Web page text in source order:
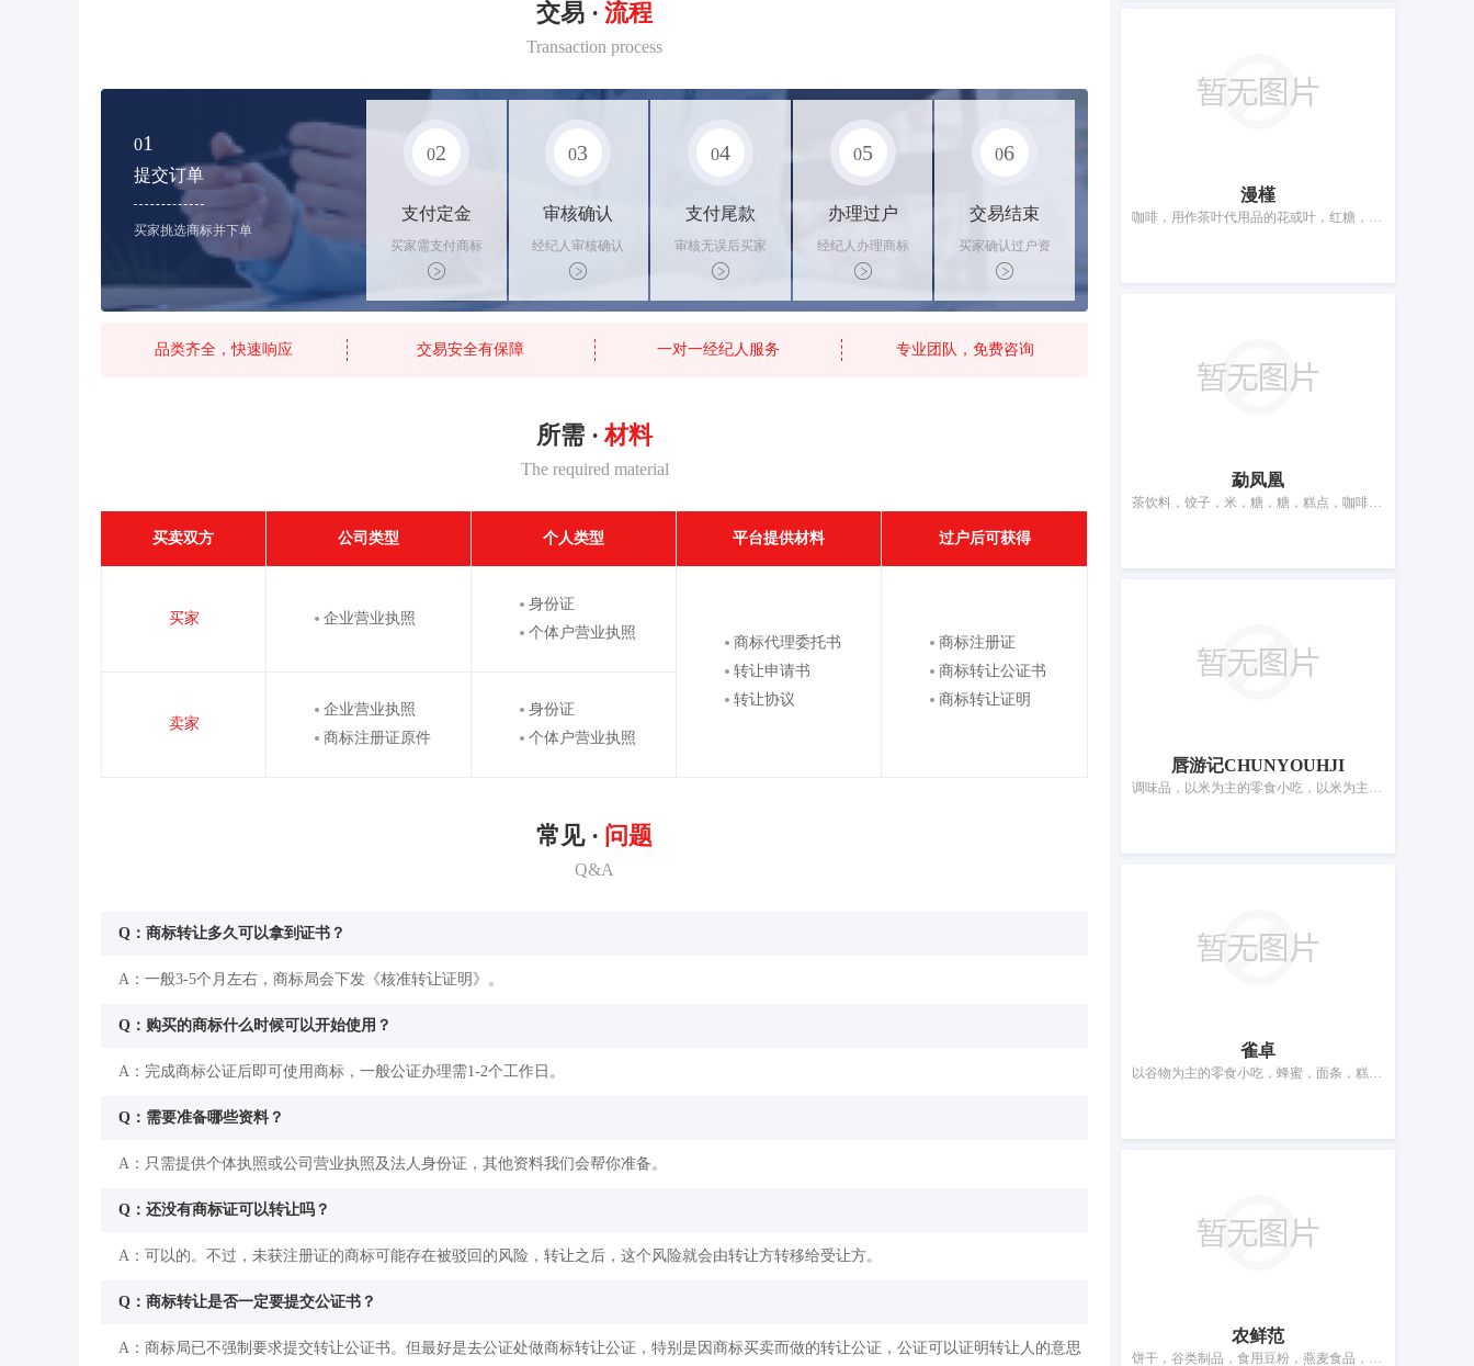
交易 · 流程
Transaction process
01
提交订单
买家挑选商标并下单
02
支付定金
买家需支付商标
标价的25%的购
买订金
03
审核确认
经纪人审核确认
商标状态
04
支付尾款
审核无误后买家
支付尾款，卖家
办理相关手续
05
办理过户
经纪人办理商标
转让手续，交付
相关证书
06
交易结束
买家确认过户资
料后，平台解冻
资金支付卖家
品类齐全，快速响应 交易安全有保障 一对一经纪人服务 专业团队，免费咨询
所需 · 材料
The required material
买卖双方 公司类型 个人类型 平台提供材料 过户后可获得
买家 企业营业执照
身份证
个体户营业执照
商标代理委托书
转让申请书
转让协议
商标注册证
商标转让公证书
商标转让证明
卖家
企业营业执照
商标注册证原件
身份证
个体户营业执照
常见 · 问题
Q&A
Q：商标转让多久可以拿到证书？
A：一般3-5个月左右，商标局会下发《核准转让证明》。
Q：购买的商标什么时候可以开始使用？
A：完成商标公证后即可使用商标，一般公证办理需1-2个工作日。
Q：需要准备哪些资料？
A：只需提供个体执照或公司营业执照及法人身份证，其他资料我们会帮你准备。
Q：还没有商标证可以转让吗？
A：可以的。不过，未获注册证的商标可能存在被驳回的风险，转让之后，这个风险就会由转让方转移给受让方。
Q：商标转让是否一定要提交公证书？
A：商标局已不强制要求提交转让公证书。但最好是去公证处做商标转让公证，特别是因商标买卖而做的转让公证，公证可以证明转让人的意思
漫槿
咖啡，用作茶叶代用品的花或叶，红糖，巧克力，甜食，冰糖燕窝，苓贝梨膏，面包，糕点，饼干
勐凤凰
茶饮料，饺子，米，糖，糖，糕点，咖啡，调味品，蜂蜜，茶，用作茶叶代用品的花或叶
唇游记CHUNYOUHJI
调味品，以米为主的零食小吃，以米为主的零食小吃，面条，米，包子，以谷物为主的零食小吃，以谷物为主的零食小吃，蜂蜜，糖果，茶，咖啡
雀卓
以谷物为主的零食小吃，蜂蜜，面条，糕点，米，咖啡饮料，谷类制品，茶，巧克力，调味品
农鲜范
饼干，谷类制品，食用豆粉，燕麦食品，盒饭，以谷物为主的零食小吃，米，调味料，茶，糖果